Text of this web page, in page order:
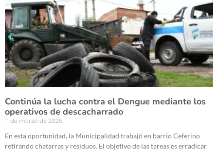
Continúa la lucha contra el Dengue mediante los
operativos de descacharrado
11 de marzo de 2026
En esta oportunidad, la Municipalidad trabajó en barrio Ceferino
retirando chatarras y residuos. El objetivo de las tareas es erradicar